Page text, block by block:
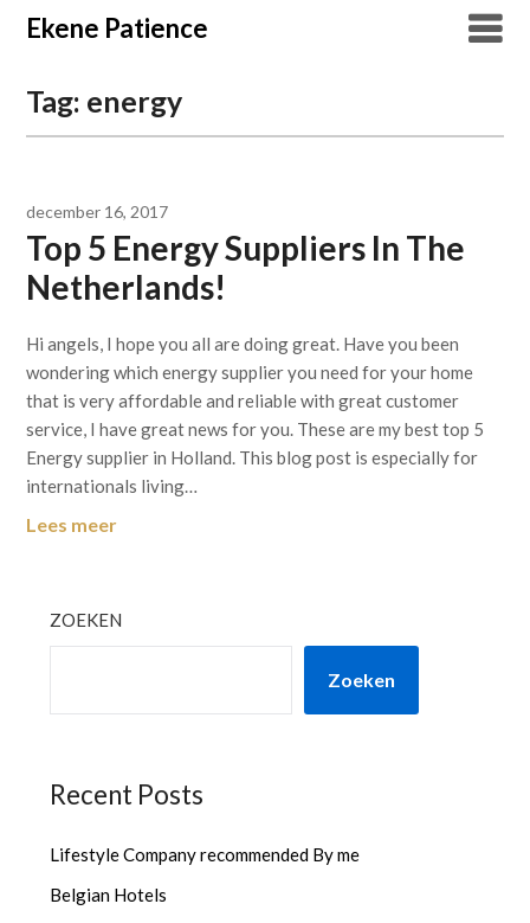
Overslaan
naar
Ekene Patience
Tag: energy
december 16, 2017
Top 5 Energy Suppliers In The
Netherlands!
Hi angels, I hope you all are doing great. Have you been
wondering which energy supplier you need for your home
that is very affordable and reliable with great customer
service, I have great news for you. These are my best top 5
Energy supplier in Holland. This blog post is especially for
internationals living…
Lees meer
ZOEKEN
Zoeken
Recent Posts
Lifestyle Company recommended By me
Belgian Hotels